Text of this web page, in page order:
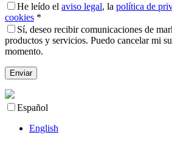
He leído el aviso legal, la política de
cookies *
Sí, deseo recibir comunicaciones de
productos y servicios. Puedo cancelar mi
momento.
Español
English